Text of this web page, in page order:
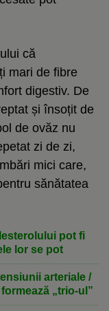
că
mari de fibre
digestiv. De
și însoțit de
de ovăz nu
zi de zi,
mici care,
sănătatea
pot fi
lor se pot
arteriale /
„trio-ul”